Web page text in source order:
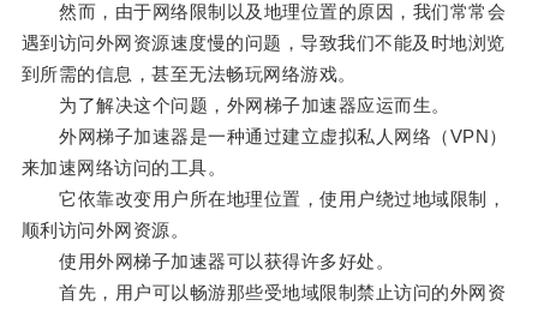
然而，由于网络限制以及地理位置的原因，我们常常会
遇到访问外网资源速度慢的问题，导致我们不能及时地浏览
到所需的信息，甚至无法畅玩网络游戏。
为了解决这个问题，外网梯子加速器应运而生。
外网梯子加速器是一种通过建立虚拟私人网络（VPN）
来加速网络访问的工具。
它依靠改变用户所在地理位置，使用户绕过地域限制，
顺利访问外网资源。
使用外网梯子加速器可以获得许多好处。
首先，用户可以畅游那些受地域限制禁止访问的外网资